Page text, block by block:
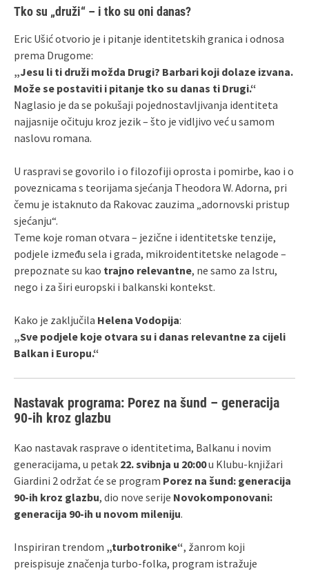
Tko su „druži“ – i tko su oni danas?
Eric Ušić otvorio je i pitanje identitetskih granica i odnosa
prema Drugome:
„Jesu li ti druži možda Drugi? Barbari koji dolaze izvana.
Može se postaviti i pitanje tko su danas ti Drugi.“
Naglasio je da se pokušaji pojednostavljivanja identiteta
najjasnije očituju kroz jezik – što je vidljivo već u samom
naslovu romana.
U raspravi se govorilo i o filozofiji oprosta i pomirbe, kao i o
poveznicama s teorijama sjećanja Theodora W. Adorna, pri
čemu je istaknuto da Rakovac zauzima „adornovski pristup
sjećanju“.
Teme koje roman otvara – jezične i identitetske tenzije,
podjele između sela i grada, mikroidentitetske nelagode –
prepoznate su kao trajno relevantne, ne samo za Istru,
nego i za širi europski i balkanski kontekst.
Kako je zaključila Helena Vodopija:
„Sve podjele koje otvara su i danas relevantne za cijeli
Balkan i Europu.“
Nastavak programa: Porez na šund – generacija
90-ih kroz glazbu
Kao nastavak rasprave o identitetima, Balkanu i novim
generacijama, u petak 22. svibnja u 20:00u Klubu-knjižari
Giardini 2 održat će se program Porez na šund: generacija
90-ih kroz glazbu, dio nove serije Novokomponovani:
generacija 90-ih u novom mileniju.
Inspiriran trendom „turbotronike“, žanrom koji
preispisuje značenja turbo-folka, program istražuje